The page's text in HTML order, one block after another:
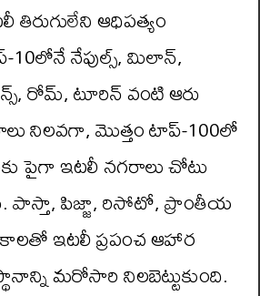
ఆధిపత్యం
10లోనే నేపుల్స్, మిలాన్,
రోమ్, టూరిన్ వంటి ఆరు
నిలవగా, మొత్తం టాప్-100లో
పైగా ఇటలీ నగరాలు చోటు
పాస్తా, పిజ్జా, రిసోటో, ప్రాంతీయ
ఇటలీ ప్రపంచ ఆహార
మరోసారి నిలబెట్టుకుంది.